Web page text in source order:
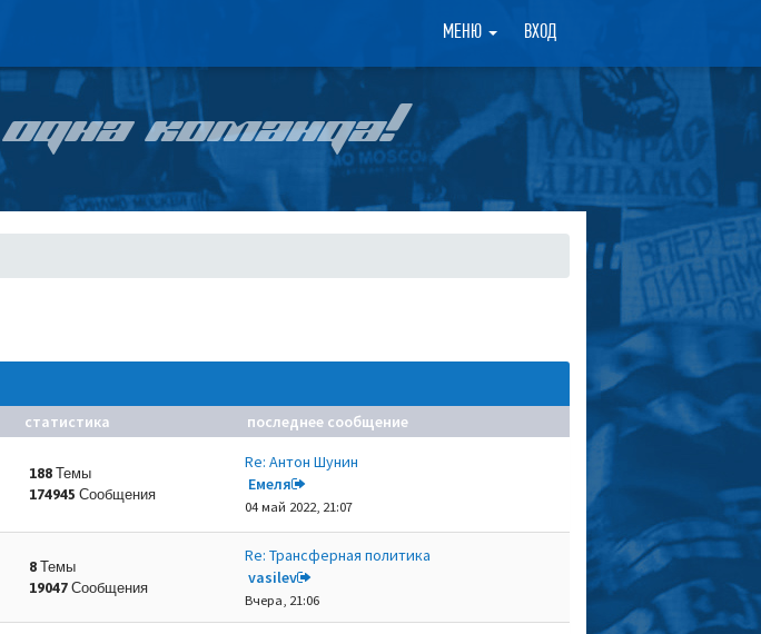
МЕНЮ ВХОД ×
КОМАНДА!
статистика последнее сообщение
188 Темы
174945 Сообщения
Re: Антон Шунин
Емеля
04 май 2022, 21:07
8 Темы
19047 Сообщения
Re: Трансферная политика
vasilev
Вчера, 21:06